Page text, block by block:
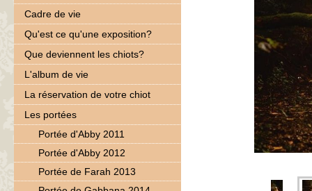
Cadre de vie
Qu'est ce qu'une exposition?
Que deviennent les chiots?
L'album de vie
La réservation de votre chiot
Les portées
Portée d'Abby 2011
Portée d'Abby 2012
Portée de Farah 2013